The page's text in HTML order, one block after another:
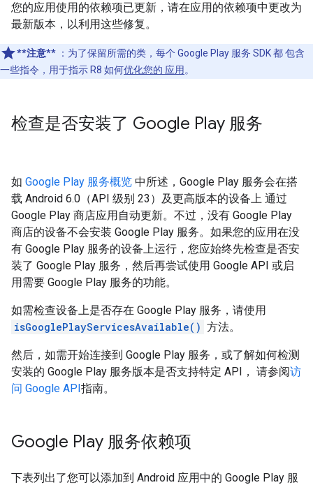
您的应用使用的依赖项已更新，请在应用的依赖项中更改为
最新版本，以利用这些修复。
**注意** ：为了保留所需的类，每个 Google Play 服务 SDK 都 包含
一些指令，用于指示 R8 如何优化您的 应用 。
检查是否安装了 Google Play 服务
如 Google Play 服务概览 中所述，Google Play 服务会在搭
载 Android 6.0（API 级别 23）及更高版本的设备上 通过
Google Play 商店应用自动更新。不过，没有 Google Play
商店的设备不会安装 Google Play 服务。如果您的应用在没
有 Google Play 服务的设备上运行，您应始终先检查是否安
装了 Google Play 服务，然后再尝试使用 Google API 或启
用需要 Google Play 服务的功能。
如需检查设备上是否存在 Google Play 服务，请使用
isGooglePlayServicesAvailable() 方法。
然后，如需开始连接到 Google Play 服务，或了解如何检测
安装的 Google Play 服务版本是否支持特定 API， 请参阅访
问 Google API指南。
Google Play 服务依赖项
下表列出了您可以添加到 Android 应用中的 Google Play 服